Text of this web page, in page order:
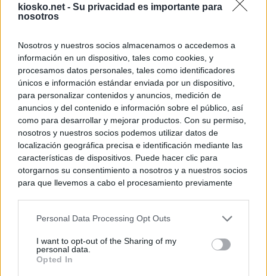
kiosko.net - Su privacidad es importante para
nosotros
Nosotros y nuestros socios almacenamos o accedemos a
información en un dispositivo, tales como cookies, y
procesamos datos personales, tales como identificadores
únicos e información estándar enviada por un dispositivo,
para personalizar contenidos y anuncios, medición de
anuncios y del contenido e información sobre el público, así
como para desarrollar y mejorar productos. Con su permiso,
nosotros y nuestros socios podemos utilizar datos de
localización geográfica precisa e identificación mediante las
características de dispositivos. Puede hacer clic para
otorgarnos su consentimiento a nosotros y a nuestros socios
para que llevemos a cabo el procesamiento previamente
negar su consentimiento. Tenga en cuenta que algún
de su consentimiento, pero usted tiene el derecho de
rechazar tal procesamiento. Sus preferencias se aplicarán
Personal Data Processing Opt Outs
I want to opt-out of the Sharing of my
personal data.
Opted In